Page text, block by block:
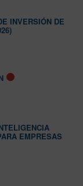
INVERSIÓN DE
EMPRESAS